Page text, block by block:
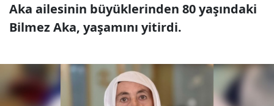
Aka ailesinin büyüklerinden 80 yaşındaki
Bilmez Aka, yaşamını yitirdi.